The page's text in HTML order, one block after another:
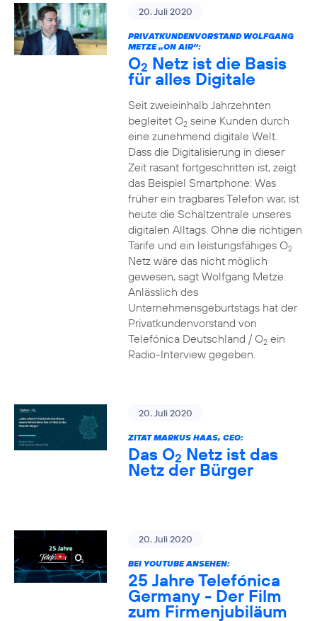
20. Juli 2020
PRIVATKUNDENVORSTAND WOLFGANG
METZE „ON AIR“:
O2 Netz ist die Basis
für alles Digitale
Seit zweieinhalb Jahrzehnten
begleitet O2seine Kunden durch
eine zunehmend digitale Welt.
Dass die Digitalisierung in dieser
Zeit rasant fortgeschritten ist, zeigt
das Beispiel Smartphone: Was
früher ein tragbares Telefon war, ist
heute die Schaltzentrale unseres
digitalen Alltags. Ohne die richtigen
Tarife und ein leistungsfähiges O2
Netz wäre das nicht möglich
gewesen, sagt Wolfgang Metze.
Anlässlich des
Unternehmensgeburtstags hat der
Privatkundenvorstand von
Telefónica Deutschland / O2ein
Radio-Interview gegeben.
20. Juli 2020
ZITAT MARKUS HAAS, CEO:
Das O2 Netz ist das
Netz der Bürger
20. Juli 2020
BEI YOUTUBE ANSEHEN:
25 Jahre Telefónica
Germany - Der Film
zum Firmenjubiläum